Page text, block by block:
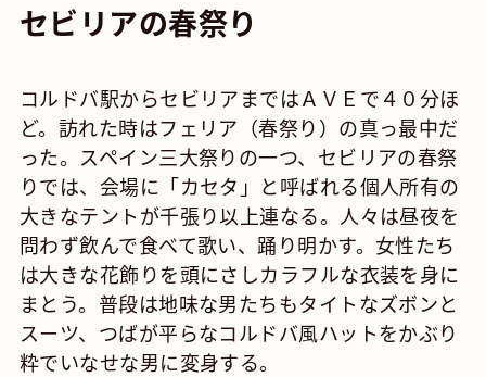
セビリアの春祭り
コルドバ駅からセビリアまではＡＶＥで４０分ほ
ど。訪れた時はフェリア（春祭り）の真っ最中だ
った。スペイン三大祭りの一つ、セビリアの春祭
りでは、会場に「カセタ」と呼ばれる個人所有の
大きなテントが千張り以上連なる。人々は昼夜を
問わず飲んで食べて歌い、踊り明かす。女性たち
は大きな花飾りを頭にさしカラフルな衣装を身に
まとう。普段は地味な男たちもタイトなズボンと
スーツ、つばが平らなコルドバ風ハットをかぶり
粋でいなせな男に変身する。